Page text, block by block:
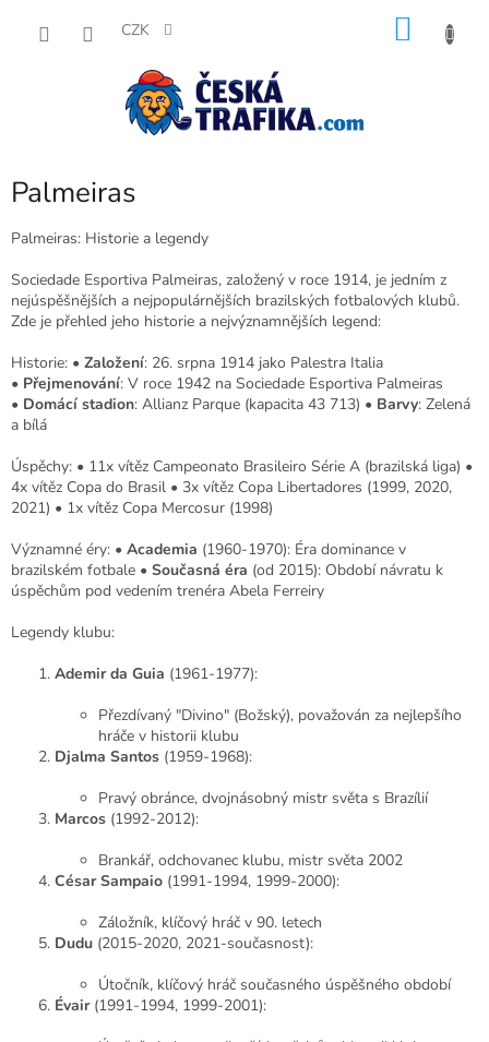
CZK
Palmeiras
Palmeiras: Historie a legendy
Sociedade Esportiva Palmeiras, založený v roce 1914, je jedním z
nejúspěšnějších a nejpopulárnějších brazilských fotbalových klubů.
Zde je přehled jeho historie a nejvýznamnějších legend:
Historie: • Založení: 26. srpna 1914 jako Palestra Italia
• Přejmenování: V roce 1942 na Sociedade Esportiva Palmeiras
• Domácí stadion: Allianz Parque (kapacita 43 713) • Barvy: Zelená
a bílá
Úspěchy: • 11x vítěz Campeonato Brasileiro Série A (brazilská liga) •
4x vítěz Copa do Brasil • 3x vítěz Copa Libertadores (1999, 2020,
2021) • 1x vítěz Copa Mercosur (1998)
Významné éry: • Academia (1960-1970): Éra dominance v
brazilském fotbale • Současná éra (od 2015): Období návratu k
úspěchům pod vedením trenéra Abela Ferreiry
Legendy klubu:
Ademir da Guia (1961-1977):
Přezdívaný "Divino" (Božský), považován za nejlepšího
hráče v historii klubu
Djalma Santos (1959-1968):
Pravý obránce, dvojnásobný mistr světa s Brazílií
Marcos (1992-2012):
Brankář, odchovanec klubu, mistr světa 2002
César Sampaio (1991-1994, 1999-2000):
Záložník, klíčový hráč v 90. letech
Dudu (2015-2020, 2021-současnost):
Útočník, klíčový hráč současného úspěšného období
Évair (1991-1994, 1999-2001):